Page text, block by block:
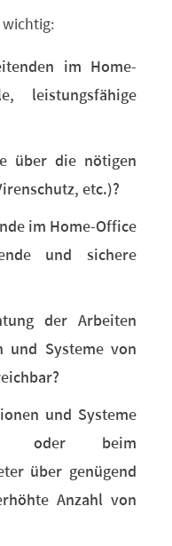
wichtig:
im Home-
leistungsfähige
über die nötigen
etc.)?
im Home-Office
und sichere
der Arbeiten
und Systeme von
und Systeme
oder beim
über genügend
Anzahl von